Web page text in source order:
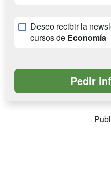
Deseo recibir la
cursos de Economía